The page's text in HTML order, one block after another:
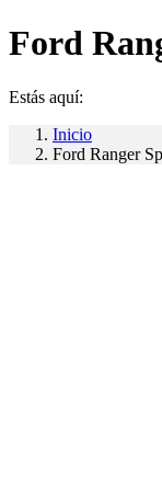
Ford
Estás aquí:
Inicio
Ford Ranger